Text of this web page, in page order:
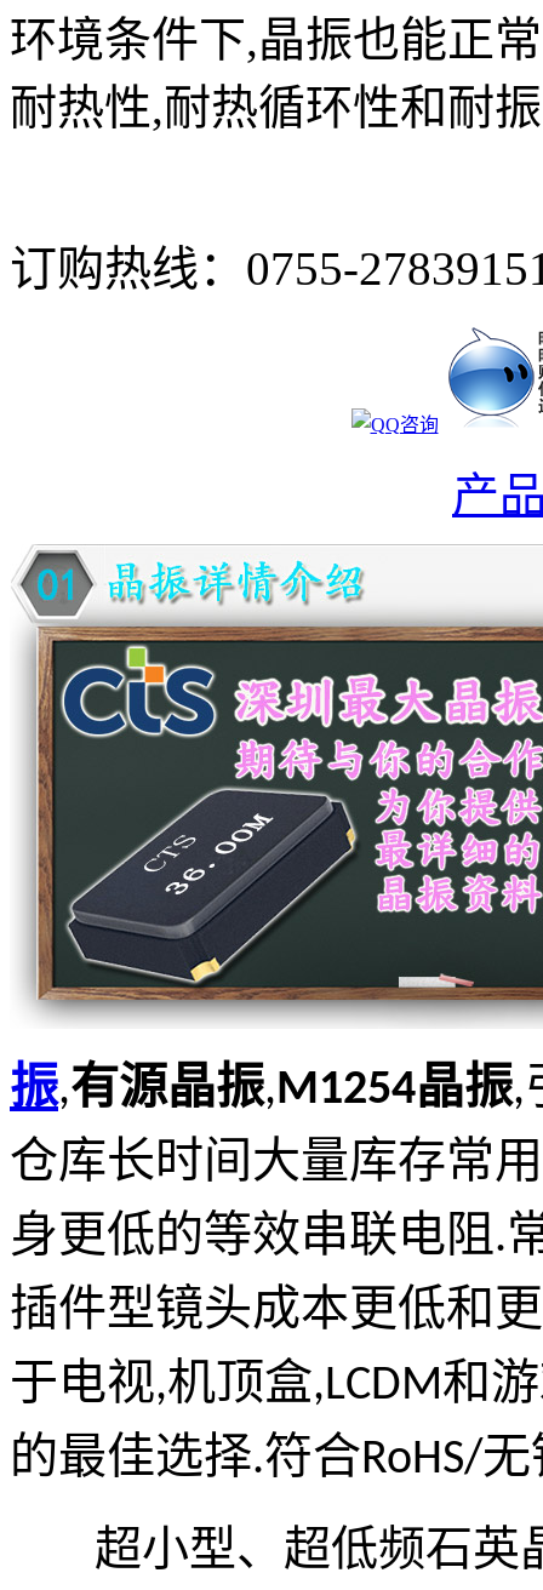
环境条件下,晶振也能正
耐热性,耐热循环性和耐
订购热线： 0755-
产
振,有源晶振,M1254晶振,
仓库长时间大量库存常
身更低的等效串联电阻.
插件型镜头成本更低和
于电视,机顶盒,LCDM和
的最佳选择.符合RoHS/无
超小型、超低频石英